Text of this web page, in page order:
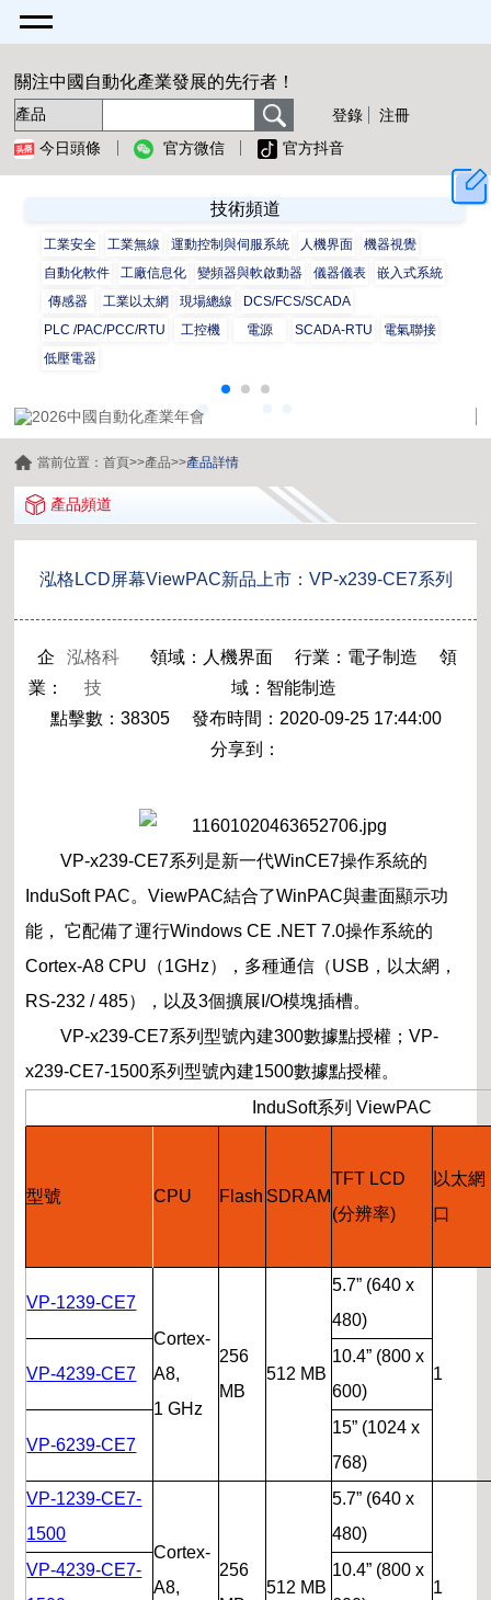
關注中國自動化產業發展的先行者！
登錄
注冊
今日頭條
官方微信 官方抖音
技術頻道
工業安全 工業無線 運動控制與伺服系統 人機界面
機器視覺
自動化軟件
工廠信息化 變頻器與軟啟動器 儀器儀表
嵌入式系統
傳感器
工業以太網 現場總線
DCS/FCS/SCADA
PLC /PAC/PCC/RTU
工控機 電源 SCADA-RTU
電氣聯接
低壓電器
當前位置：首頁>>產品>>產品詳情
產品頻道
泓格LCD屏幕ViewPAC新品上市：VP-x239-CE7系列
企
業：
泓格科
技
領域：人機界面 行業：電子制造 領
域：智能制造
點擊數：38305 發布時間：2020-09-25 17:44:00
分享到：
VP-x239-CE7系列是新一代WinCE7操作系統的
InduSoft PAC。ViewPAC結合了WinPAC與畫面顯示功
能， 它配備了運行Windows CE .NET 7.0操作系統的
Cortex-A8 CPU（1GHz），多種通信（USB，以太網，
RS-232 / 485），以及3個擴展I/O模塊插槽。
VP-x239-CE7系列型號內建300數據點授權；VP-
x239-CE7-1500系列型號內建1500數據點授權。
InduSoft系列 ViewPAC
型號 CPU Flash SDRAM
TFT LCD
(分辨率)
以太網
口
VP-1239-CE7
Cortex-
A8,
1 GHz
256
MB
512 MB
5.7” (640 x
480)
1
VP-4239-CE7
10.4” (800 x
600)
VP-6239-CE7
15” (1024 x
768)
VP-1239-CE7-
1500
Cortex-
A8,
256
512 MB
5.7” (640 x
480)
1
VP-4239-CE7-
10.4” (800 x